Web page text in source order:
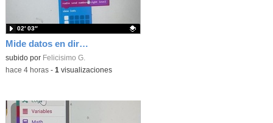
Mide datos en directo usando tu placa microbit y programando con MakeCode dos placas conectadas por radio
Contenido educativo.
subido por Felicisimo G.
02′ 03″
-hace 4 horas- 1 visualizaciones